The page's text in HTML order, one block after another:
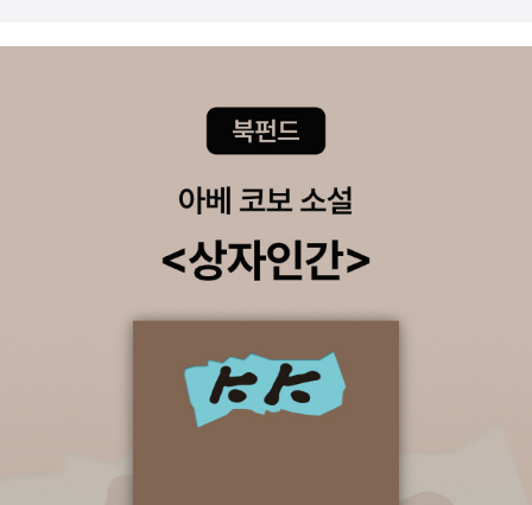
싶은데, 잘 안됩니다. 가끔은 중요한 것 말고, 바로 앞에 있는 것
렇게 마음대로 잘 되지도 않고, 가끔은 어렵지 않다고 생각했지만
숫자가 적지 않아서 생각과 다른 시간을 쓰게 되는 것들도 있어
요. 하루가 적은 4일같은 한 주였지만, 그래도 금요일이 되니까,
피로감은 비슷한 것 같아요. 생각해보니까 지난주는 수요일 휴일,
그리고 주말, 이번주 월요일 휴일이라서, 주말까지 휴일이 생각보
아오는 주말을 열심히 기다리게 되겠지, 하는 마음이 이번주 월요
일 저녁이었는데, 금방 금요일 저녁이 되네요. 오늘도 좋은 하루
보내고 계신가요. 즐거운 주말과 기분 좋은 금요일 되세요. 감사
나는 내게 결정에 대한 조언을 구하는 수많은 사람에게 이렇게 대
답해준다. 'If you really want to do it, go for it(네가 정말로